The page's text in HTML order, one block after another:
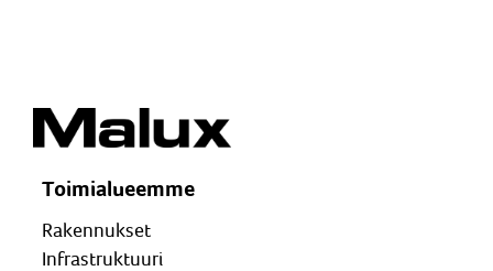
Toimialueemme
Rakennukset
Infrastruktuuri